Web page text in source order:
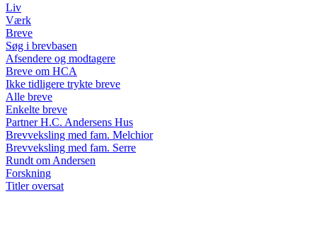
Liv
Værk
Breve
Søg i brevbasen
Afsendere og modtagere
Breve om HCA
Ikke tidligere trykte breve
Alle breve
Enkelte breve
Partner H.C. Andersens Hus
Brevveksling med fam. Melchior
Brevveksling med fam. Serre
Rundt om Andersen
Forskning
Titler oversat